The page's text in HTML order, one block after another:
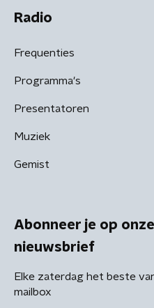
Radio
Frequenties
Programma's
Presentatoren
Muziek
Gemist
Abonneer je op
nieuwsbrief
Elke zaterdag het beste
mailbox